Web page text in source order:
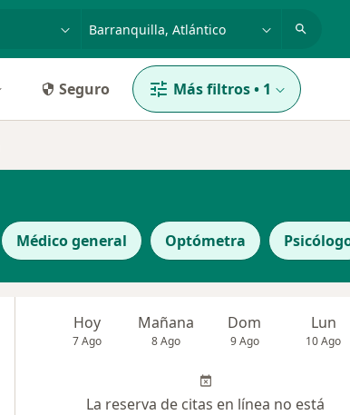
Seguro Más filtros• 1
Médico general Optómetra
Hoy
7 Ago
Mañana
8 Ago
Dom
9 Ago
Lun
10 Ago
La reserva de citas en línea no está